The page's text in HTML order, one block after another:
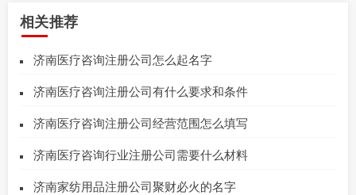
相关推荐
济南医疗咨询注册公司怎么起名字
济南医疗咨询注册公司有什么要求和条件
济南医疗咨询注册公司经营范围怎么填写
济南医疗咨询行业注册公司需要什么材料
济南家纺用品注册公司聚财必火的名字